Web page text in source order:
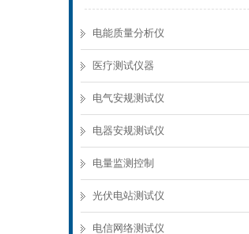
电能质量分析仪
医疗测试仪器
电气安规测试仪
电器安规测试仪
电量监测控制
光伏电站测试仪
电信网络测试仪